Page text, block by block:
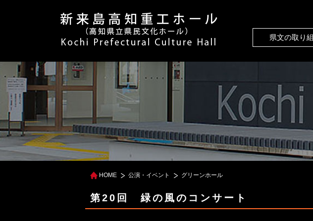
県文の取り
HOME 公演・イベント グリーンホール
第20回 緑の風のコンサート